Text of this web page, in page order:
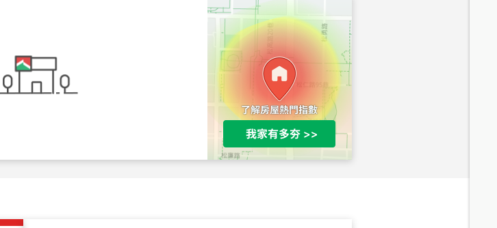
1,020萬
總價
490萬
新竹市新竹市慈祥路
總價
1,808萬